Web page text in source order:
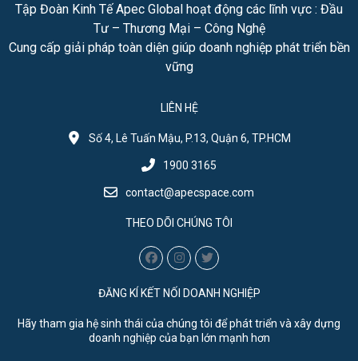
Tập Đoàn Kinh Tế Apec Global hoạt động các lĩnh vực : Đầu
Tư – Thương Mại – Công Nghệ
Cung cấp giải pháp toàn diện giúp doanh nghiệp phát triển bền
vững
LIÊN HỆ
Số 4, Lê Tuấn Mậu, P.13, Quận 6, TP.HCM
1900 3165
contact@apecspace.com
THEO DÕI CHÚNG TÔI
ĐĂNG KÍ KẾT NỐI DOANH NGHIỆP
Hãy tham gia hệ sinh thái của chúng tôi để phát triển và xây dựng
doanh nghiệp của bạn lớn mạnh hơn